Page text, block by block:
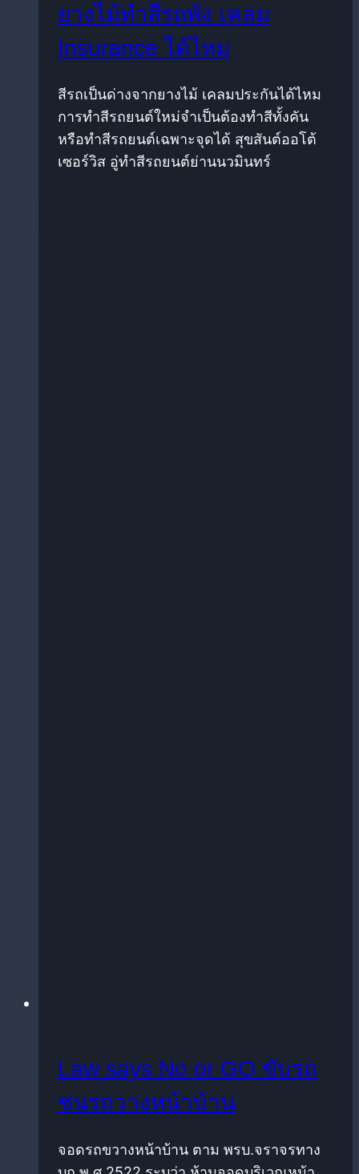
ยางไม้ทำสีรถพัง เคลม
Insurance ได้ไหม
สีรถเป็นด่างจากยางไม้ เคลมประกันได้ไหม
การทำสีรถยนต์ใหม่จำเป็นต้องทำสีทั้งคัน
หรือทำสีรถยนต์เฉพาะจุดได้ สุขสันต์ออโต้
เซอร์วิส อู่ทำสีรถยนต์ย่านนวมินทร์
Law says No or GO ขับรถ
ชนรถวางหน้าบ้าน
จอดรถขวางหน้าบ้าน ตาม พรบ.จราจรทาง